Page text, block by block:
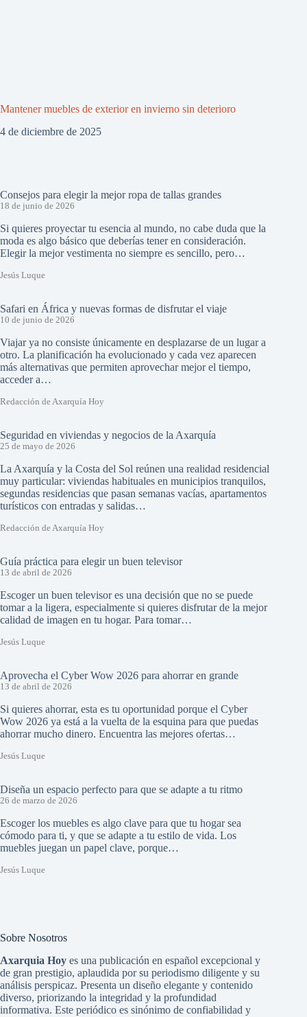
Mantener muebles de exterior en invierno sin deterioro
4 de diciembre de 2025
Consejos para elegir la mejor ropa de tallas grandes
18 de junio de 2026
Si quieres proyectar tu esencia al mundo, no cabe duda que la
moda es algo básico que deberías tener en consideración.
Elegir la mejor vestimenta no siempre es sencillo, pero…
Jesús Luque
Safari en África y nuevas formas de disfrutar el viaje
10 de junio de 2026
Viajar ya no consiste únicamente en desplazarse de un lugar a
otro. La planificación ha evolucionado y cada vez aparecen
más alternativas que permiten aprovechar mejor el tiempo,
acceder a…
Redacción de Axarquía Hoy
Seguridad en viviendas y negocios de la Axarquía
25 de mayo de 2026
La Axarquía y la Costa del Sol reúnen una realidad residencial
muy particular: viviendas habituales en municipios tranquilos,
segundas residencias que pasan semanas vacías, apartamentos
turísticos con entradas y salidas…
Redacción de Axarquía Hoy
Guía práctica para elegir un buen televisor
13 de abril de 2026
Escoger un buen televisor es una decisión que no se puede
tomar a la ligera, especialmente si quieres disfrutar de la mejor
calidad de imagen en tu hogar. Para tomar…
Jesús Luque
Aprovecha el Cyber Wow 2026 para ahorrar en grande
13 de abril de 2026
Si quieres ahorrar, esta es tu oportunidad porque el Cyber
Wow 2026 ya está a la vuelta de la esquina para que puedas
ahorrar mucho dinero. Encuentra las mejores ofertas…
Jesús Luque
Diseña un espacio perfecto para que se adapte a tu ritmo
26 de marzo de 2026
Escoger los muebles es algo clave para que tu hogar sea
cómodo para ti, y que se adapte a tu estilo de vida. Los
muebles juegan un papel clave, porque…
Jesús Luque
Sobre Nosotros
Axarquia Hoy es una publicación en español excepcional y
de gran prestigio, aplaudida por su periodismo diligente y su
análisis perspicaz. Presenta un diseño elegante y contenido
diverso, priorizando la integridad y la profundidad
informativa. Este periódico es sinónimo de confiabilidad y